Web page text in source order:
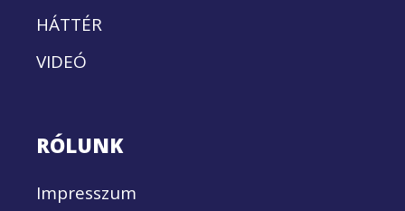
HÁTTÉR
VIDEÓ
RÓLUNK
Impresszum